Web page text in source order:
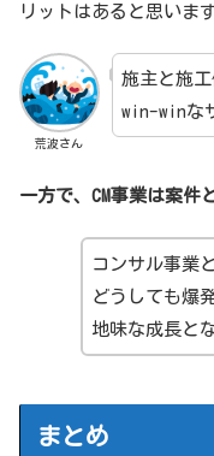
リットはあると思います
荒波さん
施主と施工
win-winな
一方で、CM事業は案件
コンサル事業
どうしても爆
地味な成長と
まとめ